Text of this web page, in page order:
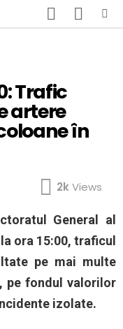
SWITCH
SKIN
SEARCH
Menu
Trafic
artere
în
2kViews
General al
ora 15:00, traficul
pe mai multe
pe fondul valorilor
izolate.